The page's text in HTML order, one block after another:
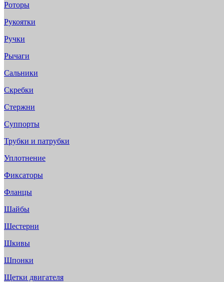
Роторы
Рукоятки
Ручки
Рычаги
Сальники
Скребки
Стержни
Суппорты
Трубки и патрубки
Уплотнение
Фиксаторы
Фланцы
Шайбы
Шестерни
Шкивы
Шпонки
Щетки двигателя